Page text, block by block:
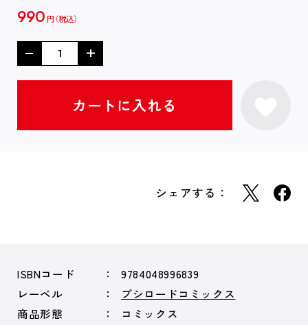
990 円
シェアする：
ISBNコード
9784048996839
レーベル
ブシロードコミックス
商品形態
コミックス